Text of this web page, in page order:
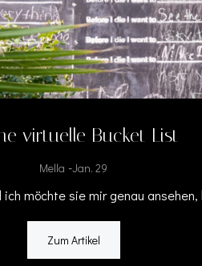
virtuelle Bucket List
Mella -Jan. 29
ich möchte sie mir genau ansehen,
Zum Artikel